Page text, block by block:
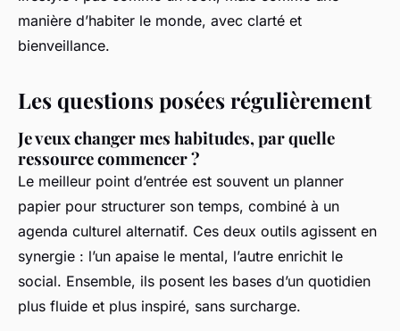
manière d’habiter le monde, avec clarté et
bienveillance.
Les questions posées régulièrement
Je veux changer mes habitudes, par quelle
ressource commencer ?
Le meilleur point d’entrée est souvent un planner
papier pour structurer son temps, combiné à un
agenda culturel alternatif. Ces deux outils agissent en
synergie : l’un apaise le mental, l’autre enrichit le
social. Ensemble, ils posent les bases d’un quotidien
plus fluide et plus inspiré, sans surcharge.